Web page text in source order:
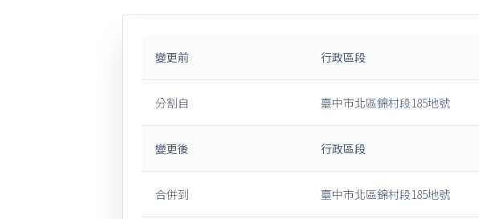
變更前 行政區段
分割自 臺中市北區錦村段185地號
變更後 行政區段
合併到 臺中市北區錦村段185地號